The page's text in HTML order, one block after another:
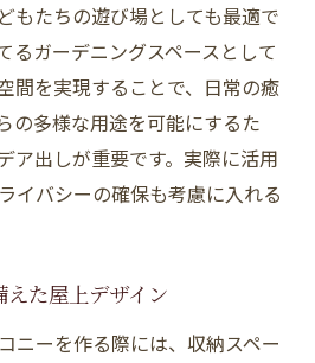
もたちの遊び場としても最適で
るガーデニングスペースとして
間を実現することで、日常の癒
の多様な用途を可能にするた
ア出しが重要です。実際に活用
イバシーの確保も考慮に入れる
えた屋上デザイン
ニーを作る際には、収納スペー